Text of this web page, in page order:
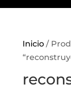
Inicio/